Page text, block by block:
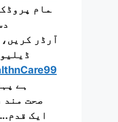
مام
آرڈر
ہے
صحت مند
ایک